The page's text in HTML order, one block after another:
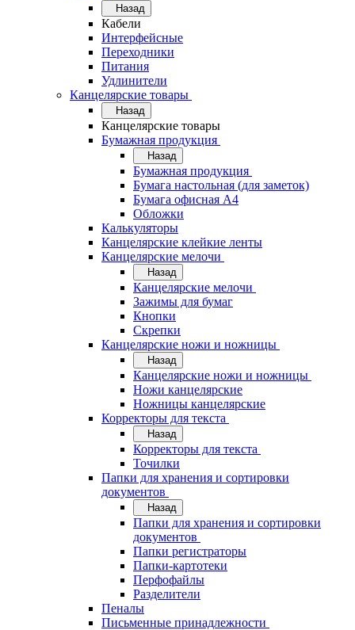
Назад
Кабели
Интерфейсные
Переходники
Питания
Удлинители
Канцелярские товары
Назад
Канцелярские товары
Бумажная продукция
Назад
Бумажная продукция
Бумага настольная (для заметок)
Бумага офисная А4
Обложки
Калькуляторы
Канцелярские клейкие ленты
Канцелярские мелочи
Назад
Канцелярские мелочи
Зажимы для бумаг
Кнопки
Скрепки
Канцелярские ножи и ножницы
Назад
Канцелярские ножи и ножницы
Ножи канцелярские
Ножницы канцелярские
Корректоры для текста
Назад
Корректоры для текста
Точилки
Папки для хранения и сортировки
документов
Назад
Папки для хранения и сортировки
документов
Папки регистраторы
Папки-картотеки
Перфофайлы
Разделители
Пеналы
Письменные принадлежности